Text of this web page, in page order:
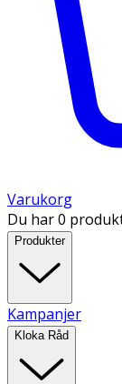
Varukorg
Du har 0
Produkter
Kampanjer
Kloka Råd